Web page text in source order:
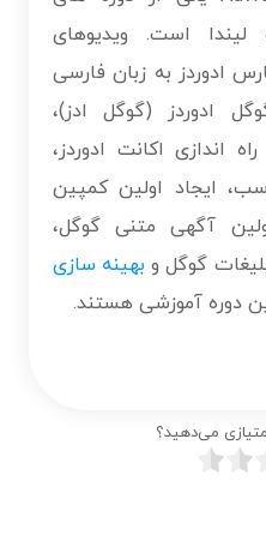
است. ویدیوهای
ادوردز به زبان فارسی
ادوردز (گوگل ادز)،
اندازی اکانت ادوردز،
ایجاد اولین کمپین
آگهی متنی گوگل،
گوگل و بهینه سازی
دوره آموزشی هستند.
می‌دهید؟